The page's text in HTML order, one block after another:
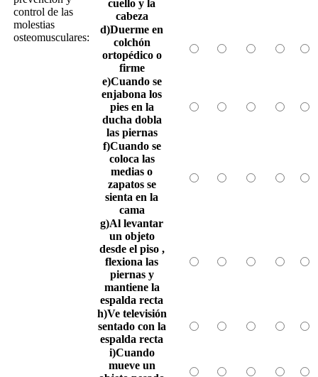
control de las
molestias
osteomusculares:
cuello y la
cabeza
d)Duerme en
colchón
ortopédico o
firme
e)Cuando se
enjabona los
pies en la
ducha dobla
las piernas
f)Cuando se
coloca las
medias o
zapatos se
sienta en la
cama
g)Al levantar
un objeto
desde el piso ,
flexiona las
piernas y
mantiene la
espalda recta
h)Ve televisión
sentado con la
espalda recta
i)Cuando
mueve un